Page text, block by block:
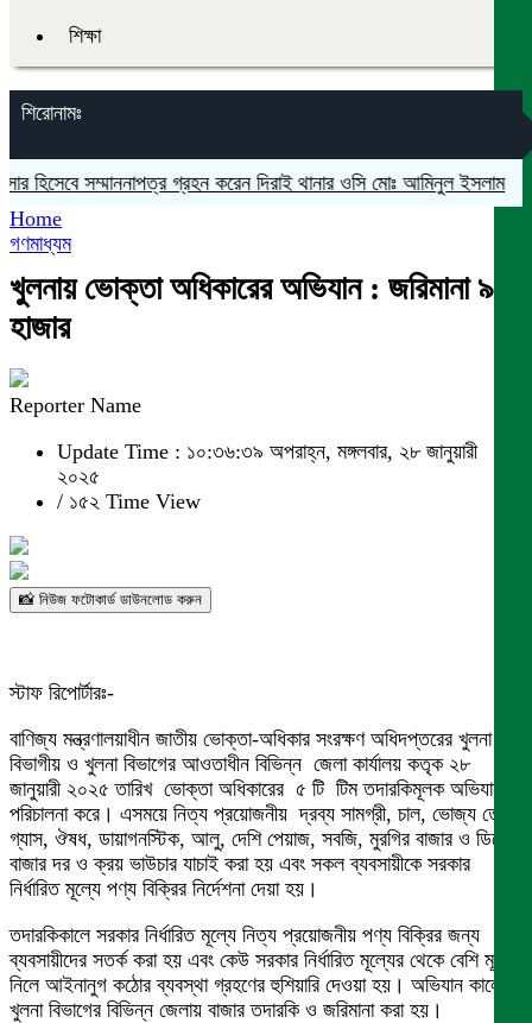
শিক্ষা
শিরোনামঃ
সম্মাননাপত্র গ্রহন করেন দিরাই থানার ওসি মোঃ আমিনুল ইসলাম মদনে
Home
গণমাধ্যম
খুলনায় ভোক্তা অধিকারের অভিযান : জরিমানা ৯৫
হাজার
Reporter Name
Update Time : ১০:৩৬:৩৯ অপরাহ্ন, মঙ্গলবার, ২৮ জানুয়ারী
২০২৫
/ ১৫২ Time View
📸 নিউজ ফটোকার্ড ডাউনলোড করুন
স্টাফ রিপোর্টারঃ-
বাণিজ্য মন্ত্রণালয়াধীন জাতীয় ভোক্তা-অধিকার সংরক্ষণ অধিদপ্তরের খুলনা
বিভাগীয় ও খুলনা বিভাগের আওতাধীন বিভিন্ন জেলা কার্যালয় কতৃক ২৮
জানুয়ারী ২০২৫ তারিখ ভোক্তা অধিকারের ৫ টি টিম তদারকিমূলক অভিযান
পরিচালনা করে। এসময়ে নিত্য প্রয়োজনীয় দ্রব্য সামগ্রী, চাল, ভোজ্য তেল,
গ্যাস, ঔষধ, ডায়াগনস্টিক, আলু, দেশি পেয়াজ, সবজি, মুরগির বাজার ও ডিমের
বাজার দর ও ক্রয় ভাউচার যাচাই করা হয় এবং সকল ব্যবসায়ীকে সরকার
নির্ধারিত মূল্যে পণ্য বিক্রির নির্দেশনা দেয়া হয়।
তদারকিকালে সরকার নির্ধারিত মূল্যে নিত্য প্রয়োজনীয় পণ্য বিক্রির জন্য
ব্যবসায়ীদের সতর্ক করা হয় এবং কেউ সরকার নির্ধারিত মূল্যের থেকে বেশি মূল্য
নিলে আইনানুগ কঠোর ব্যবস্থা গ্রহণের হুশিয়ারি দেওয়া হয়। অভিযান কালে
খুলনা বিভাগের বিভিন্ন জেলায় বাজার তদারকি ও জরিমানা করা হয়।